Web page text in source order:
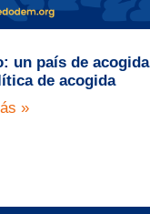
un país de acogida
de acogida
»